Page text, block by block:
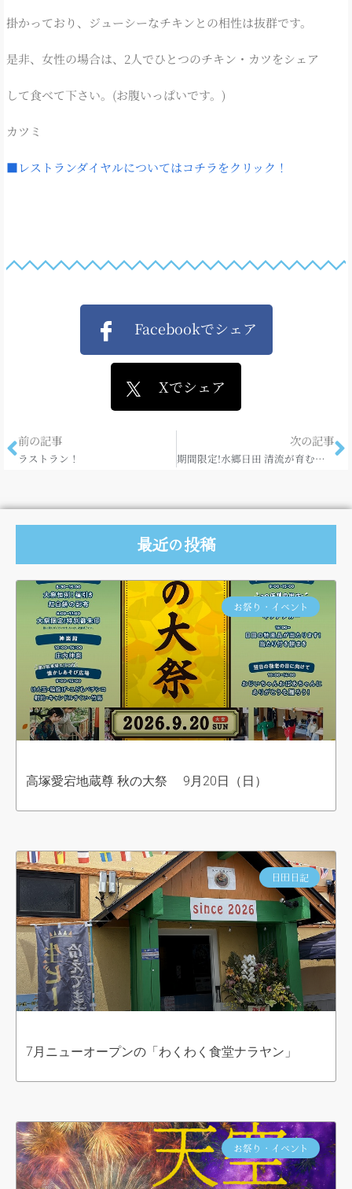
掛かっており、ジューシーなチキンとの相性は抜群です。
是非、女性の場合は、2人でひとつのチキン・カツをシェア
して食べて下さい。(お腹いっぱいです。)
カツミ
■レストランダイヤルについてはコチラをクリック！
Facebookでシェア
Xでシェア
前の記事
ラストラン！
次の記事
期間限定!水郷日田 清流が育む味覚を満喫♪鮎会席プラン
最近の投稿
お祭り・イベント
高塚愛宕地蔵尊 秋の大祭 9月20日（日）
日田日記
7月ニューオープンの「わくわく食堂ナラヤン」
お祭り・イベント